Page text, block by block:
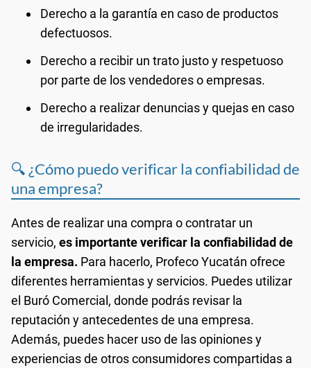
Derecho a la garantía en caso de productos
defectuosos.
Derecho a recibir un trato justo y respetuoso
por parte de los vendedores o empresas.
Derecho a realizar denuncias y quejas en caso
de irregularidades.
🔍 ¿Cómo puedo verificar la confiabilidad de
una empresa?
Antes de realizar una compra o contratar un
servicio, es importante verificar la confiabilidad de
la empresa. Para hacerlo, Profeco Yucatán ofrece
diferentes herramientas y servicios. Puedes utilizar
el Buró Comercial, donde podrás revisar la
reputación y antecedentes de una empresa.
Además, puedes hacer uso de las opiniones y
experiencias de otros consumidores compartidas a